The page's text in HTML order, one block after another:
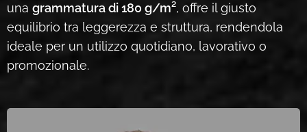
una grammatura di 180 g/m², offre il giusto
equilibrio tra leggerezza e struttura, rendendola
ideale per un utilizzo quotidiano, lavorativo o
promozionale.